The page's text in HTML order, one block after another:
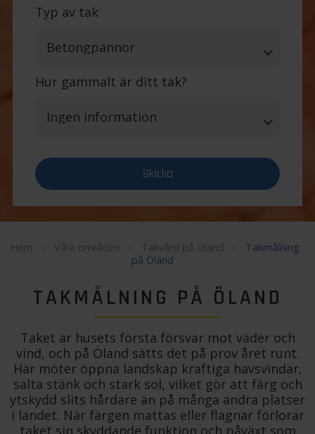
Typ av tak
Hur gammalt är ditt tak?
Hem Våra områden Takvård på Öland
Takmålning
på Öland
TAKMÅLNING PÅ ÖLAND
Taket är husets första försvar mot väder och
vind, och på Öland sätts det på prov året runt.
Här möter öppna landskap kraftiga havsvindar,
salta stänk och stark sol, vilket gör att färg och
ytskydd slits hårdare än på många andra platser
i landet. När färgen mattas eller flagnar förlorar
taket sin skyddande funktion och påväxt som